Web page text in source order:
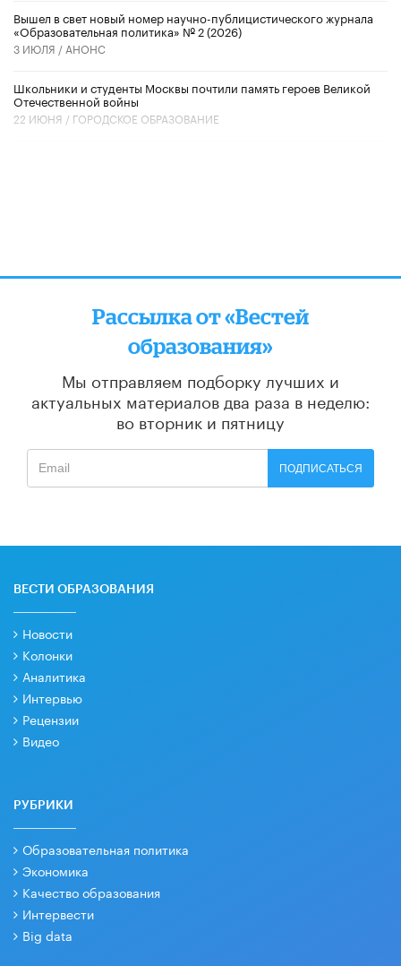
Вышел в свет новый номер научно-публицистического журнала
«Образовательная политика» № 2 (2026)
3 ИЮЛЯ / АНОНС
Школьники и студенты Москвы почтили память героев Великой
Отечественной войны
22 ИЮНЯ / ГОРОДСКОЕ ОБРАЗОВАНИЕ
Рассылка от «Вестей
образования»
Мы отправляем подборку лучших и
актуальных материалов два раза в неделю:
во вторник и пятницу
ПОДПИСАТЬСЯ
ВЕСТИ ОБРАЗОВАНИЯ
Новости
Колонки
Аналитика
Интервью
Рецензии
Видео
РУБРИКИ
Образовательная политика
Экономика
Качество образования
Интервести
Big data